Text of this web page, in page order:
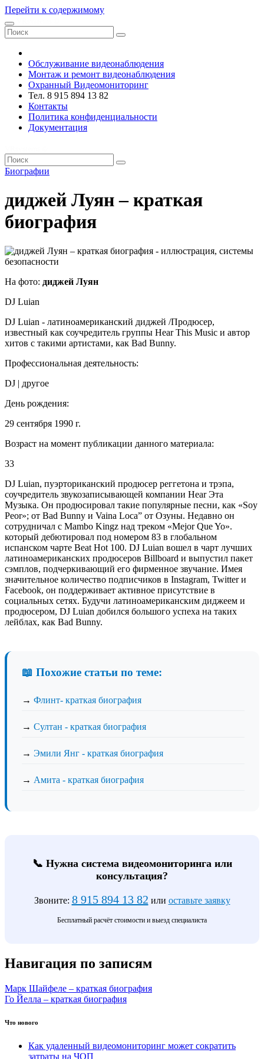
Перейти к содержимому
Обслуживание видеонаблюдения
Монтаж и ремонт видеонаблюдения
Охранный Видеомониторинг
Тел. 8 915 894 13 82
Контакты
Политика конфиденциальности
Документация
Биографии
диджей Луян – краткая
биография
На фото: диджей Луян
DJ Luian
DJ Luian - латиноамериканский диджей /Продюсер,
известный как соучредитель группы Hear This Music и автор
хитов с такими артистами, как Bad Bunny.
Профессиональная деятельность:
DJ | другое
День рождения:
29 сентября 1990 г.
Возраст на момент публикации данного материала:
33
DJ Luian, пуэрториканский продюсер реггетона и трэпа,
соучредитель звукозаписывающей компании Hear Эта
Музыка. Он продюсировал такие популярные песни, как «Soy
Peor»; от Bad Bunny и Vaina Loca” от Озуны. Недавно он
сотрудничал с Mambo Kingz над треком «Mejor Que Yo».
который дебютировал под номером 83 в глобальном
испанском чарте Beat Hot 100. DJ Luian вошел в чарт лучших
латиноамериканских продюсеров Billboard и выпустил пакет
сэмплов, подчеркивающий его фирменное звучание. Имея
значительное количество подписчиков в Instagram, Twitter и
Facebook, он поддерживает активное присутствие в
социальных сетях. Будучи латиноамериканским диджеем и
продюсером, DJ Luian добился большого успеха на таких
лейблах, как Bad Bunny.
📖 Похожие статьи по теме:
→ Флинт- краткая биография
→ Султан - краткая биография
→ Эмили Янг - краткая биография
→ Амита - краткая биография
📞 Нужна система видеомониторинга или
консультация?
Звоните: 8 915 894 13 82 или оставьте заявку
Бесплатный расчёт стоимости и выезд специалиста
Навигация по записям
Марк Шайфеле – краткая биография
Го Йелла – краткая биография
Что нового
Как удаленный видеомониторинг может сократить
затраты на ЧОП